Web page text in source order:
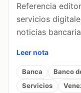
Referencia
servicios
noticias
Leer nota
Banca Banco
Servicios